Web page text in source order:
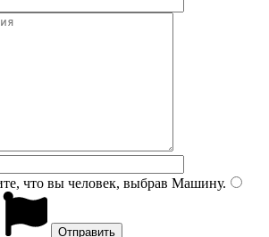
что вы человек, выбрав Машину.